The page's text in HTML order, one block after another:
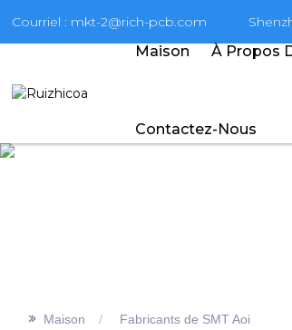
Courriel : mkt-2@rich-pcb.com
Maison À Propos
Contactez-Nous
>> Maison Fabricants de SMT Aoi